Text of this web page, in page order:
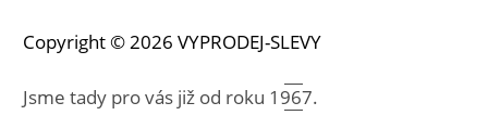
Copyright © 2026 VYPRODEJ-SLEVY
Jsme tady pro vás již od roku 1967.